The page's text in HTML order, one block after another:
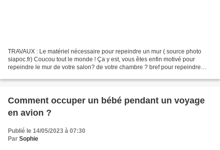
TRAVAUX : Le matériel nécessaire pour repeindre un mur ( source photo
siapoc.fr) Coucou tout le monde ! Ça y est, vous êtes enfin motivé pour
repeindre le mur de votre salon? de votre chambre ? bref pour repeindre
Comment occuper un bébé pendant un voyage
en avion ?
Publié le 14/05/2023 à 07:30
Par Sophie